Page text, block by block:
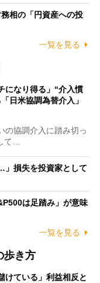
相の「円資産への投
一覧を見る
になり得る」“介入慣
日米協調為替介入」
協調介入に踏み切っ
て…
」損失を投資家として
は足踏み」が意味
一覧を見る
歩き方
けている」利益相反と